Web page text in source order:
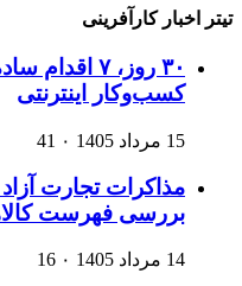
تیتر اخبار کارآفرینی
۳۰ روز، ۷
کسب‌وکار اینترنتی
15 مرداد 1405 ۰ 41
مذاکرات تجارت
بررسی فهرست
14 مرداد 1405 ۰ 16